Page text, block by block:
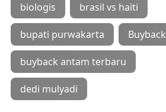
biologis brasil vs haiti
bupati purwakarta Buyback
buyback antam terbaru
dedi mulyadi